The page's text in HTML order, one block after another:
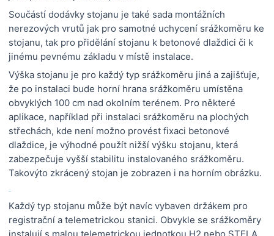
Součástí dodávky stojanu je také sada montážních
nerezových vrutů jak pro samotné uchycení srážkoměru ke
stojanu, tak pro přidělání stojanu k betonové dlaždici či k
jinému pevnému základu v místě instalace.
Výška stojanu je pro každý typ srážkoměru jiná a zajišťuje,
že po instalaci bude horní hrana srážkoměru umístěna
obvyklých 100 cm nad okolním terénem. Pro některé
aplikace, například při instalaci srážkoměru na plochých
střechách, kde není možno provést fixaci betonové
dlaždice, je výhodné použít nižší výšku stojanu, která
zabezpečuje vyšší stabilitu instalovaného srážkoměru.
Takovýto zkrácený stojan je zobrazen i na horním obrázku.
Každý typ stojanu může být navíc vybaven držákem pro
registrační a telemetrickou stanici. Obvykle se srážkoměry
instalují s malou telemetrickou jednotkou H2 nebo STELA.